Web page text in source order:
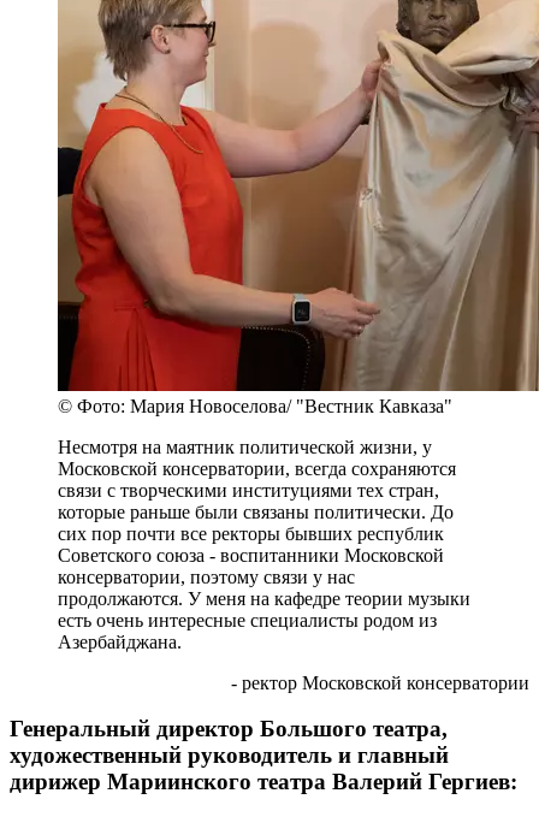
© Фото: Мария Новоселова/ "Вестник Кавказа"
Несмотря на маятник политической жизни, у
Московской консерватории, всегда сохраняются
связи с творческими институциями тех стран,
которые раньше были связаны политически. До
сих пор почти все ректоры бывших республик
Советского союза - воспитанники Московской
консерватории, поэтому связи у нас
продолжаются. У меня на кафедре теории музыки
есть очень интересные специалисты родом из
Азербайджана.
- ректор Московской консерватории
Генеральный директор Большого театра,
художественный руководитель и главный
дирижер Мариинского театра Валерий Гергиев: